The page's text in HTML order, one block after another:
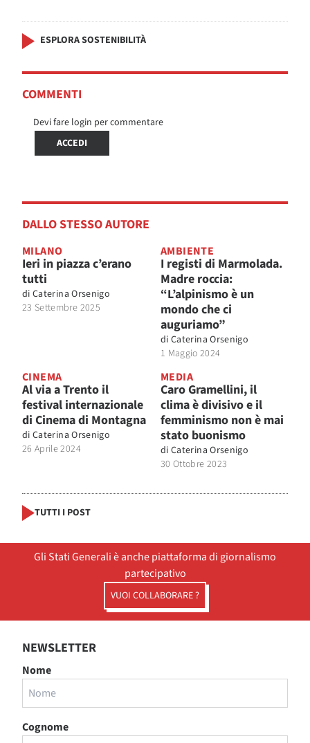
ESPLORA SOSTENIBILITÀ
COMMENTI
Devi fare login per commentare
ACCEDI
DALLO STESSO AUTORE
MILANO
Ieri in piazza c’erano
tutti
di Caterina Orsenigo
23 Settembre 2025
AMBIENTE
I registi di Marmolada.
Madre roccia:
“L’alpinismo è un
mondo che ci
auguriamo”
di Caterina Orsenigo
1 Maggio 2024
CINEMA
Al via a Trento il
festival internazionale
di Cinema di Montagna
di Caterina Orsenigo
26 Aprile 2024
MEDIA
Caro Gramellini, il
clima è divisivo e il
femminismo non è mai
stato buonismo
di Caterina Orsenigo
30 Ottobre 2023
TUTTI I POST
Gli Stati Generali è anche piattaforma di giornalismo
partecipativo
VUOI COLLABORARE ?
NEWSLETTER
Nome
Cognome